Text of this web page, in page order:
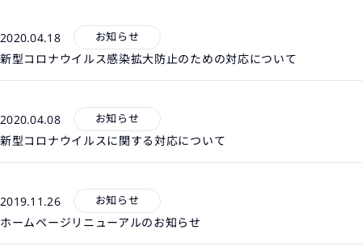
2020.04.18 お知らせ
新型コロナウイルス感染拡大防止のための対応について
2020.04.08 お知らせ
新型コロナウイルスに関する対応について
2019.11.26 お知らせ
ホームページリニューアルのお知らせ